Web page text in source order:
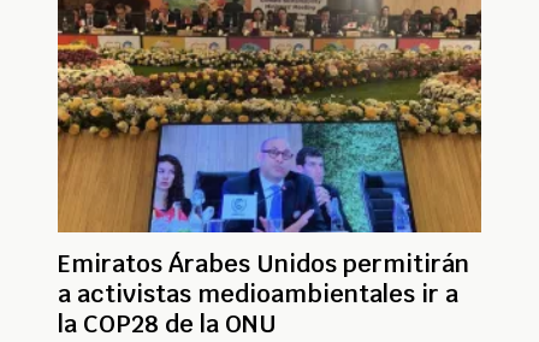
Emiratos Árabes Unidos permitirán
a activistas medioambientales ir a
la COP28 de la ONU